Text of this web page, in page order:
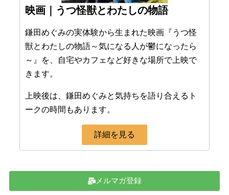
映画｜うつ怪獣とわたしの物語
鎌田めぐみの実体験から生まれた映画『うつ怪
獣とわたしの物語～気になる人が鬱になったら
～』を、自宅やカフェなど好きな場所で上映で
きます。
上映後は、鎌田めぐみと気持ちを語り合えるト
ークの時間もあります。
詳細を見る
メルマガ登録